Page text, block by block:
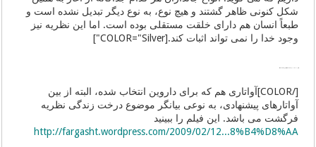
شكل كنونی ظاهر گشتند و هیچ نوع، به نوع دیگر تبدیل نشده است و
طبعاً انسان هم دارای خلقت مستقلی بوده است. اما این نظریه نیز
وجود خدا را نمی تواند اثبات کند.[COLOR="Silver"]
[/COLOR]آواتاری هم که برای داروین انتخاب شده، البته از بین
آواتارهای پیشنهادی، به نوعی بیانگر موضوع درخت زندگی نظریه
فرگشت می باشد. این فیلم را ببینید
http://fargasht.wordpress.com/2009/02/12...8%B4%D8%AA